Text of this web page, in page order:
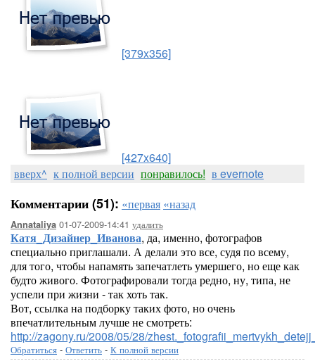
[379x356]
[427x640]
вверх^ к полной версии понравилось! в evernote
Комментарии (51): «первая «назад
Annataliya 01-07-2009-14:41 удалить
Катя_Дизайнер_Иванова, да, именно, фотографов
специально приглашали. А делали это все, судя по всему,
для того, чтобы напамять запечатлеть умершего, но еще как
будто живого. Фотографировали тогда редно, ну, типа, не
успели при жизни - так хоть так.
Вот, ссылка на подборку таких фото, но очень
впечатлительным лучше не смотреть:
http://zagony.ru/2008/05/28/
Обратиться - Ответить - К полной версии